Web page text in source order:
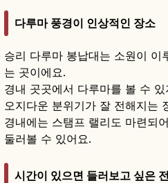
다루마 풍경이 인상적인 장소
승리 다루마 봉납대는 소원이 이
는 곳이에요.
경내 곳곳에서 다루마를 볼 수
오지다운 분위기가 잘 전해지는
경내에는 스탬프 랠리도 마련되
둘러볼 수 있어요.
시간이 있으면 들러보고 싶은